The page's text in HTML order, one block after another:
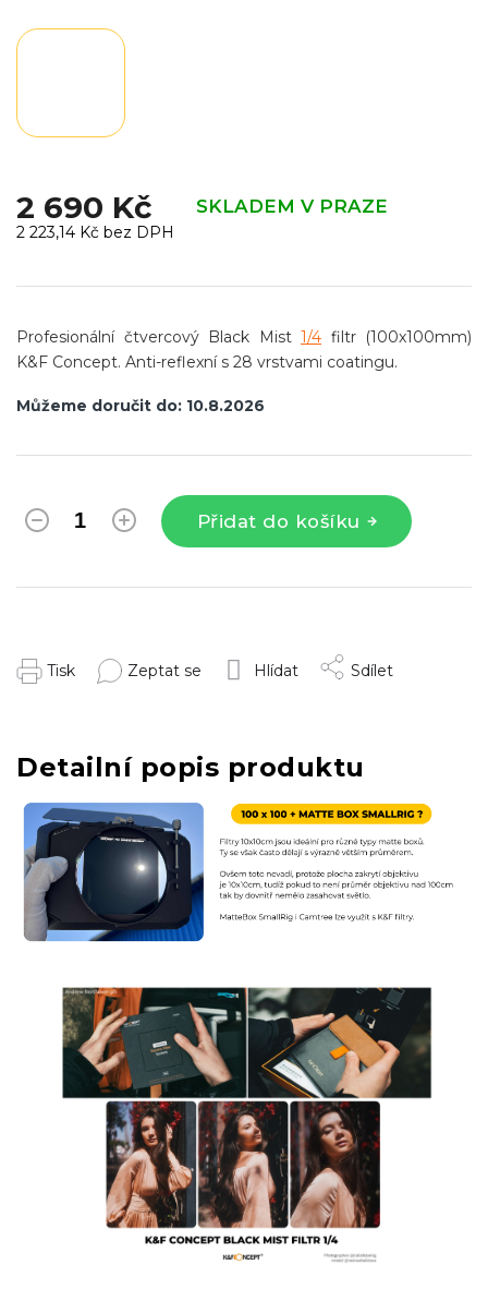
2 690 Kč SKLADEM V PRAZE
2 223,14 Kč bez DPH
cena:
Můžeme doručit do: 10.8.2026
Přidat do košíku
Profesionální čtvercový Black Mist 1/4 filtr (100x100mm)
K&F Concept. Anti-reflexní s 28 vrstvami coatingu.
Tisk Zeptat se Hlídat Sdílet
Detailní popis produktu